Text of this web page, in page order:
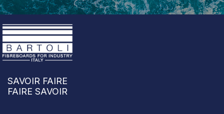
SAVOIR FAIRE
FAIRE SAVOIR